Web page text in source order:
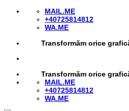
Skip
MAIL.ME
+40725814812
WA.ME
Transformăm orice
Transformăm orice
MAIL.ME
+40725814812
WA.ME